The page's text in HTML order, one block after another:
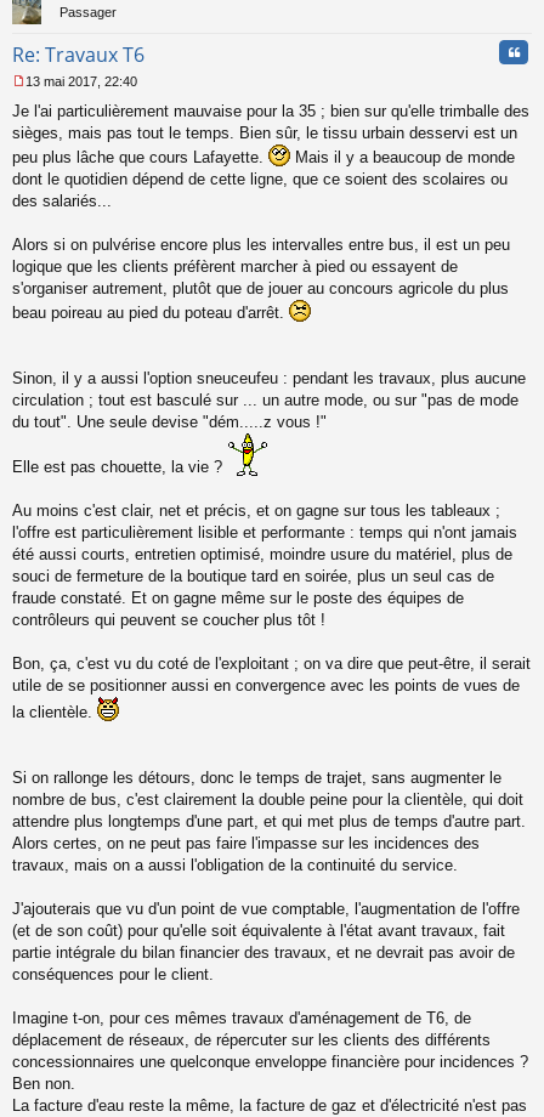
Passager
Re: Travaux T6
e
s
a
g
e
o
l
u
13 mai 2017, 22:40
Je l'ai particulièrement mauvaise pour la 35 ; bien sur qu'elle trimballe des
sièges, mais pas tout le temps. Bien sûr, le tissu urbain desservi est un
peu plus lâche que cours Lafayette.
Mais il y a beaucoup de monde
dont le quotidien dépend de cette ligne, que ce soient des scolaires ou
des salariés...
Alors si on pulvérise encore plus les intervalles entre bus, il est un peu
logique que les clients préfèrent marcher à pied ou essayent de
s'organiser autrement, plutôt que de jouer au concours agricole du plus
beau poireau au pied du poteau d'arrêt.
Sinon, il y a aussi l'option sneuceufeu : pendant les travaux, plus aucune
circulation ; tout est basculé sur ... un autre mode, ou sur "pas de mode
du tout". Une seule devise "dém.....z vous !"
Elle est pas chouette, la vie ?
Au moins c'est clair, net et précis, et on gagne sur tous les tableaux ;
l'offre est particulièrement lisible et performante : temps qui n'ont jamais
été aussi courts, entretien optimisé, moindre usure du matériel, plus de
souci de fermeture de la boutique tard en soirée, plus un seul cas de
fraude constaté. Et on gagne même sur le poste des équipes de
contrôleurs qui peuvent se coucher plus tôt !
Bon, ça, c'est vu du coté de l'exploitant ; on va dire que peut-être, il serait
utile de se positionner aussi en convergence avec les points de vues de
la clientèle.
Si on rallonge les détours, donc le temps de trajet, sans augmenter le
nombre de bus, c'est clairement la double peine pour la clientèle, qui doit
attendre plus longtemps d'une part, et qui met plus de temps d'autre part.
Alors certes, on ne peut pas faire l'impasse sur les incidences des
travaux, mais on a aussi l'obligation de la continuité du service.
J'ajouterais que vu d'un point de vue comptable, l'augmentation de l'offre
(et de son coût) pour qu'elle soit équivalente à l'état avant travaux, fait
partie intégrale du bilan financier des travaux, et ne devrait pas avoir de
conséquences pour le client.
Imagine t-on, pour ces mêmes travaux d'aménagement de T6, de
déplacement de réseaux, de répercuter sur les clients des différents
concessionnaires une quelconque enveloppe financière pour incidences ?
Ben non.
La facture d'eau reste la même, la facture de gaz et d'électricité n'est pas